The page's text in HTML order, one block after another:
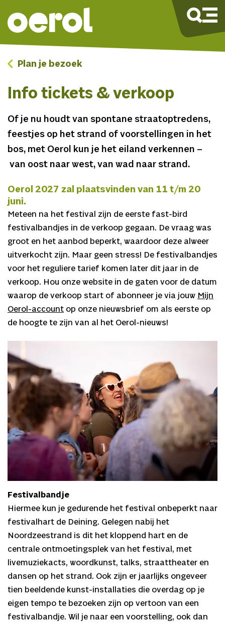
Plan je bezoek
Info tickets & verkoop
Of je nu houdt van spontane straatoptredens,
feestjes op het strand of voorstellingen in het
bos, met Oerol kun je het eiland verkennen –
van oost naar west, van wad naar strand.
Oerol 2027 zal plaatsvinden van 11 t/m 20
juni.
Meteen na het festival zijn de eerste fast-bird
festivalbandjes in de verkoop gegaan. De vraag was
groot en het aanbod beperkt, waardoor deze alweer
uitverkocht zijn. Maar geen stress! De festivalbandjes
voor het reguliere tarief komen later dit jaar in de
verkoop. Hou onze website in de gaten voor de datum
waarop de verkoop start of abonneer je via jouw Mijn
Oerol-account op onze nieuwsbrief om als eerste op
de hoogte te zijn van al het Oerol-nieuws!
Festivalbandje
Hiermee kun je gedurende het festival onbeperkt naar
festivalhart de Deining. Gelegen nabij het
Noordzeestrand is dit het kloppend hart en de
centrale ontmoetingsplek van het festival, met
livemuziekacts, woordkunst, talks, straattheater en
dansen op het strand. Ook zijn er jaarlijks ongeveer
tien beeldende kunst-installaties die overdag op je
eigen tempo te bezoeken zijn op vertoon van een
festivalbandje. Wil je naar een voorstelling, ook dan